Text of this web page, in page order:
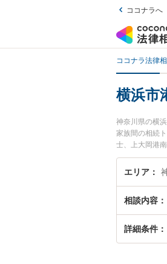
ココナラへ
ココナラ法律
横浜市
神奈川県の横
家族間の相続
士、上大岡港
すぐに弁護士
したい』など
エリア
相談内容
詳細条件